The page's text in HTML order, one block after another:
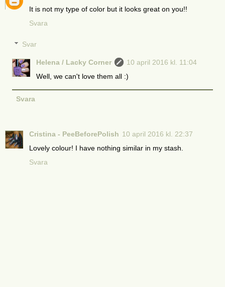
It is not my type of color but it looks great on you!!
Svara
Svar
Helena / Lacky Corner
10 april 2016 kl. 11:04
Well, we can't love them all :)
Svara
Cristina - PeeBeforePolish 10 april 2016 kl. 22:37
Lovely colour! I have nothing similar in my stash.
Svara